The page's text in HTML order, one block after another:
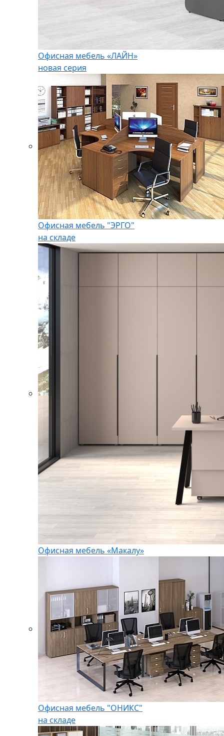
Офисная мебель «ЛАЙН»
новая серия
Офисная мебель "ЭРГО"
на складе
Офисная мебель «Макалу»
Офисная мебель "ОНИКС"
на складе